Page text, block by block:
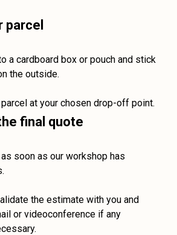
parcel
a cardboard box or pouch and stick
the outside.
at your chosen drop-off point.
final quote
soon as our workshop has
the estimate with you and
or videoconference if any